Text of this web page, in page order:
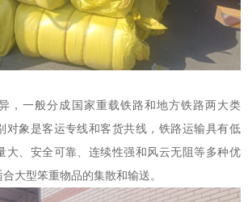
，一般分成国家重载铁路和地方铁路两大类
对象是客运专线和客货共线，铁路运输具有低
大、安全可靠、连续性强和风云无阻等多种优
大型笨重物品的集散和输送。